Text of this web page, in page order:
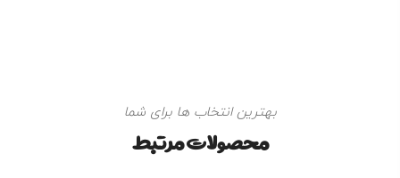
بهترین انتخاب ها برای شما
محصولات مرتبط